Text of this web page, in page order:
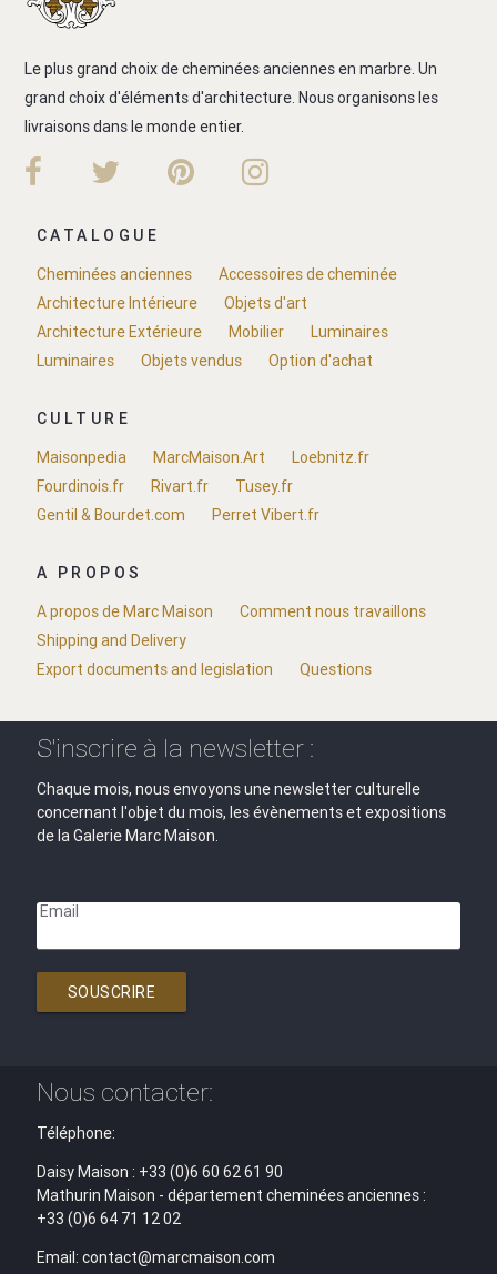
Le plus grand choix de cheminées anciennes en marbre. Un
grand choix d'éléments d'architecture. Nous organisons les
livraisons dans le monde entier.
CATALOGUE
Cheminées anciennes
Accessoires de cheminée
Architecture Intérieure
Objets d'art
Architecture Extérieure
Mobilier
Luminaires
Luminaires
Objets vendus Option d'achat
CULTURE
Maisonpedia
MarcMaison.Art
Loebnitz.fr
Fourdinois.fr
Rivart.fr
Tusey.fr
Gentil & Bourdet.com
Perret Vibert.fr
A PROPOS
A propos de Marc Maison
Comment nous travaillons
Shipping and Delivery
Export documents and legislation
Questions
S'inscrire à la newsletter :
Chaque mois, nous envoyons une newsletter culturelle
concernant l'objet du mois, les évènements et expositions
de la Galerie Marc Maison.
Email
SOUSCRIRE
Nous contacter:
Téléphone:
Daisy Maison : +33 (0)6 60 62 61 90
Mathurin Maison - département cheminées anciennes :
+33 (0)6 64 71 12 02
Email: contact@marcmaison.com